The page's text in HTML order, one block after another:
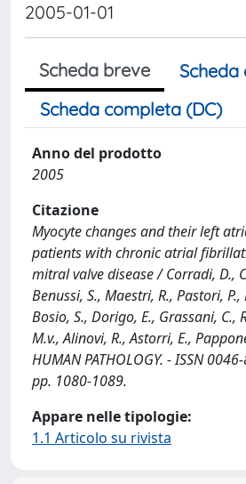
2005-01-01
Scheda breve
Scheda completa (DC)
Anno del prodotto
2005
Citazione
Myocyte changes and their left
patients with chronic atrial
mitral valve disease / Corradi, D.,
Benussi, S., Maestri, R., Pastori,
Bosio, S., Dorigo, E., Grassani, C.,
M.v., Alinovi, R., Astorri, E.,
HUMAN PATHOLOGY. - ISSN
pp. 1080-1089.
Appare nelle tipologie:
1.1 Articolo su rivista